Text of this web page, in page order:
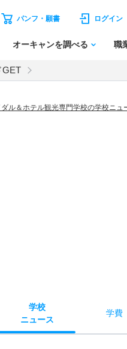
パンフ・願書 ログイン
オーキャンを調べる 職
GET
ル＆ホテル観光専門学校の学校ニュ
学校
ニュース
学費